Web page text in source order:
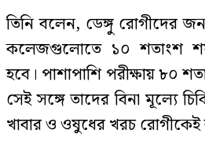
তিনি বলেন, ডেঙ্গু রোগীদের
কলেজগুলোতে ১০ শতাংশ
হবে। পাশাপাশি পরীক্ষায় ৮০
সেই সঙ্গে তাদের বিনা মূল্যে
খাবার ও ওষুধের খরচ